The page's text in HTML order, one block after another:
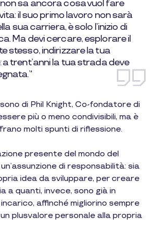
non sa ancora cosa vuol fare
il suo primo lavoro non sarà
sua carriera, è solo l’inizio di
Ma devi cercare, esplorare il
stesso, indirizzare la tua
a trent’anni la tua strada deve
di Phil Knight, Co-fondatore di
più o meno condivisibili, ma è
molti spunti di riflessione.
presente del mondo del
di responsabilità: sia
idea da sviluppare, per creare
a quanti, invece, sono già in
affinché migliorino sempre
plusvalore personale alla propria